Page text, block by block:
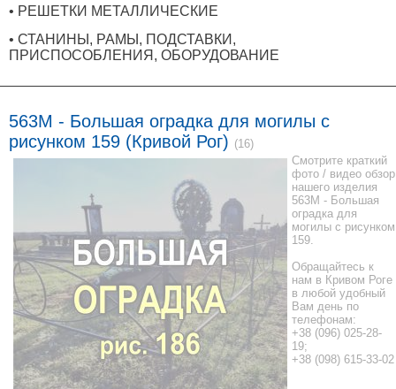
• РЕШЕТКИ МЕТАЛЛИЧЕСКИЕ
• СТАНИНЫ, РАМЫ, ПОДСТАВКИ,
ПРИСПОСОБЛЕНИЯ, ОБОРУДОВАНИЕ
563M - Большая оградка для могилы с
рисунком 159 (Кривой Рог) (16)
Смотрите краткий
фото / видео обзор
нашего изделия
563M - Большая
оградка для
могилы с рисунком
159.
Обращайтесь к
нам в Кривом Роге
в любой удобный
Вам день по
телефонам:
+38 (096) 025-28-
19;
+38 (098) 615-33-02